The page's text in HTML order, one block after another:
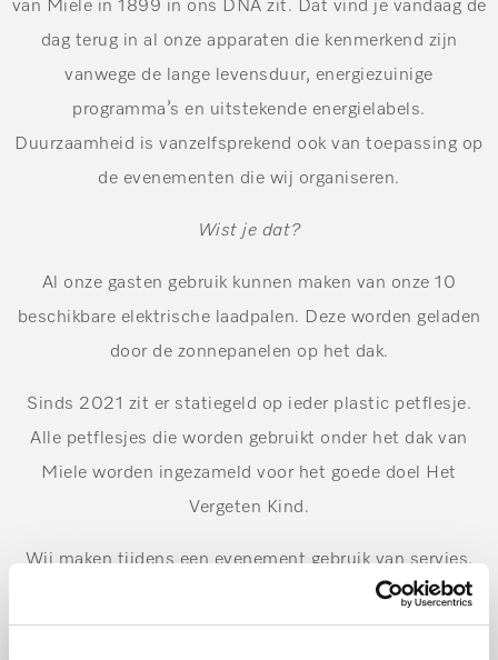
van Miele in 1899 in ons DNA zit. Dat vind je vandaag de
dag terug in al onze apparaten die kenmerkend zijn
vanwege de lange levensduur, energiezuinige
programma’s en uitstekende energielabels.
Duurzaamheid is vanzelfsprekend ook van toepassing op
de evenementen die wij organiseren.
Wist je dat?
Al onze gasten gebruik kunnen maken van onze 10
beschikbare elektrische laadpalen. Deze worden geladen
door de zonnepanelen op het dak.
Sinds 2021 zit er statiegeld op ieder plastic petflesje.
Alle petflesjes die worden gebruikt onder het dak van
Miele worden ingezameld voor het goede doel Het
Vergeten Kind.
Wij maken tijdens een evenement gebruik van servies.